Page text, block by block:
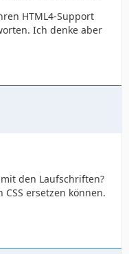
HTML4-Support
Ich denke aber
den Laufschriften?
ersetzen können.